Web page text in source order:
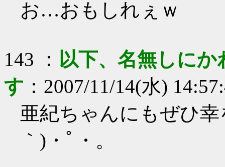
お…おもしれぇｗ
143 ： 以下、名無しに
す ： 2007/11/14(水)
亜紀ちゃんにもぜひ
｀)・ﾟ・。